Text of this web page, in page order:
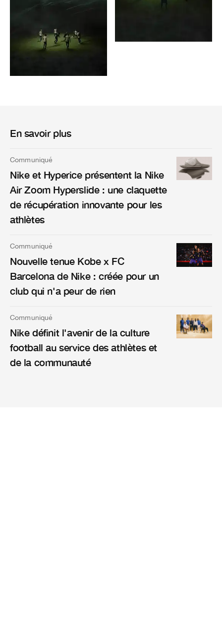
En savoir plus
Communiqué
Nike et Hyperice présentent la Nike
Air Zoom Hyperslide : une claquette
de récupération innovante pour les
athlètes
Communiqué
Nouvelle tenue Kobe x FC
Barcelona de Nike : créée pour un
club qui n'a peur de rien
Communiqué
Nike définit l'avenir de la culture
football au service des athlètes et
de la communauté